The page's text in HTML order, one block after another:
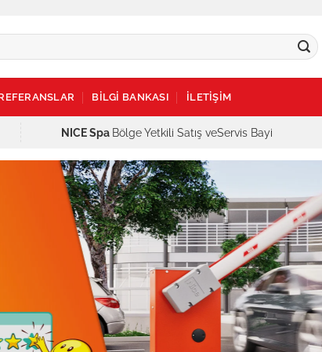
BİLGİ BANKASI İLETİŞİM
NICE Spa Bölge Yetkili Satış veServis Bayi